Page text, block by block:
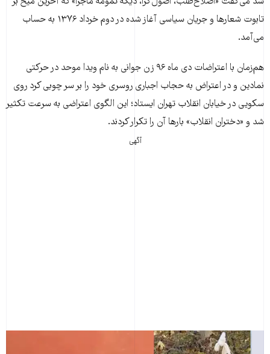
تابوت شعارها و جریان سیاسی آغاز شده در دوم خرداد ۱۳۷۶ به حساب‌
می‌آمد.
هم‌زمان با اعتراضات دی ماه ۹۶ زن جوانی به نام ویدا موحد در حرکتی
نمادین و در اعتراض به حجاب اجباری روسری خود را بر سر چوبی کرد روی
سکویی در خیابان انقلاب تهران ایستاد؛ این الگوی اعتراضی به سرعت تکثیر
شد و «دختران انقلاب» بارها آن را تکرار کردند.
آگهی